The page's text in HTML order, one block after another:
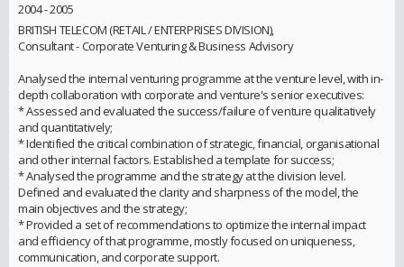
2004 - 2005
BRITISH TELECOM (RETAIL / ENTERPRISES DIVISION),
Consultant - Corporate Venturing & Business Advisory
Analysed the internal venturing programme at the venture level, with in-
depth collaboration with corporate and venture's senior executives:
* Assessed and evaluated the success/failure of venture qualitatively
and quantitatively;
* Identified the critical combination of strategic, financial, organisational
and other internal factors. Established a template for success;
* Analysed the programme and the strategy at the division level.
Defined and evaluated the clarity and sharpness of the model, the
main objectives and the strategy;
* Provided a set of recommendations to optimize the internal impact
and efficiency of that programme, mostly focused on uniqueness,
communication, and corporate support.